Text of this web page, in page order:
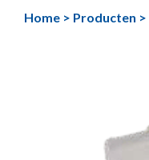
naarHome > Producten >